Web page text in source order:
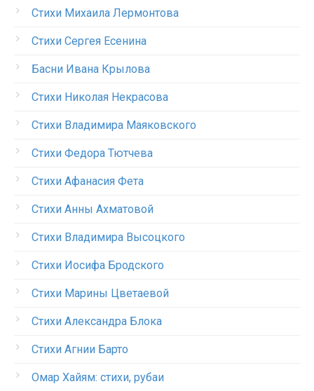
Стихи Михаила Лермонтова
Стихи Сергея Есенина
Басни Ивана Крылова
Стихи Николая Некрасова
Стихи Владимира Маяковского
Стихи Федора Тютчева
Стихи Афанасия Фета
Стихи Анны Ахматовой
Стихи Владимира Высоцкого
Стихи Иосифа Бродского
Стихи Марины Цветаевой
Стихи Александра Блока
Стихи Агнии Барто
Омар Хайям: стихи, рубаи